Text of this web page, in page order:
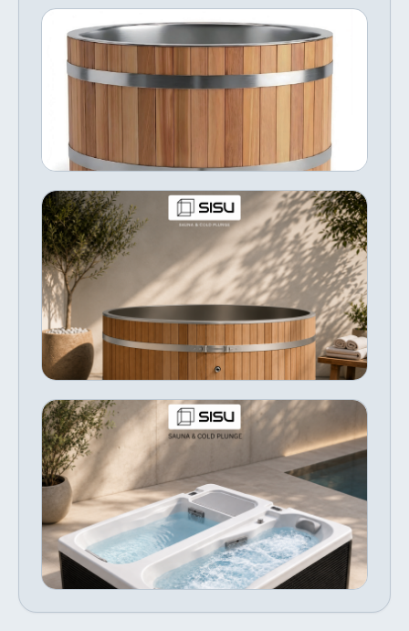
มีสต๊อก
easy and safe to get in and out, completing
a cohesive all-black setup perfect for cold
plunge recovery routines. Chiller NOT
included.
มีสต๊อก
อ่างน้ำแข็งทรงกลม ไม้ซีดาร์และสเตนเลส
This round ice bath combines a natural
cedar wood exterior with a durable stainless
classic barrel-style design with stainless
steel banding provides excellent structural
indoor and outdoor settings. The stainless
steel interior is easy to clean and resistant
to corrosion, making it ideal for regular cold
plunge use. A beautiful and functional
centrepiece for any cold therapy or recovery
routine.
฿115,149
สั่งจอง · 40–55 วัน
อ่างแช่เย็น Cold Plunge สำหรับ 3–4 คน
วัสดุไม้และสแตนเลส
3–4 Person Wood & Stainless Steel Ice Bath
Experience premium cold therapy with the
SISU 3–4 Person Wood & Stainless Steel Ice
Bath. Designed for homes, gyms, and
wellness spaces, it combines a durable
stainless steel interior with a beautiful
natural wood exterior for exceptional
performance and timeless style. Comfortably
fitting 3–4 adults, it's compatible with
external chillers and filtration systems,
making it ideal for recovery, contrast
therapy, and daily wellness. Features 3–4
person capacity Stainless steel interior
Premium natural wood exterior Chiller &
filtration compatible Indoor & outdoor use
Easy to clean and built to last
฿99,510
จัดส่งภายใน 40–55 วัน
สั่งทำพิเศษ
อ่างแช่เย็นและอุ่น 2 ที่นั่ง ออล-อิน-วัน ดูโอ้
พร้อมเครื่องทำความเย็น
Enjoy the benefits of both hot and cold
therapy in one premium system. The SISU 2
Person All-In-One Duo Hot & Cold Bath +
Chiller features two independent tubs—one
heated and one chilled—allowing seamless
contrast therapy without waiting for water
temperatures to change. Designed for home
wellness, recovery, and commercial use, the
฿256,800
จัดส่งภายใน 40–70 วัน
สั่งทำพิเศษ